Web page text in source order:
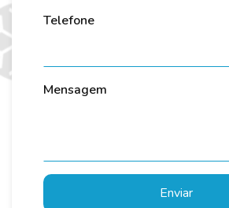
Telefone
Mensagem
Enviar